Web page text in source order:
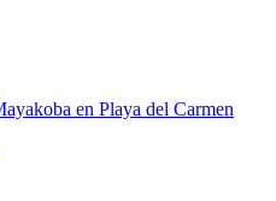
en Playa del Carmen